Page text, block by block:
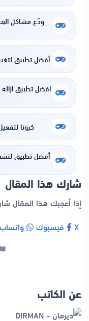
ودّع مشاكل
أفضل تطبيق
افضل تطبيق
كرونا لتفعيل 120 فريم ببجي موبايل بدون
شارك هذا المقال
إذا أعجبك هذا المقال
فيسبوك واتساب
عن الكاتب